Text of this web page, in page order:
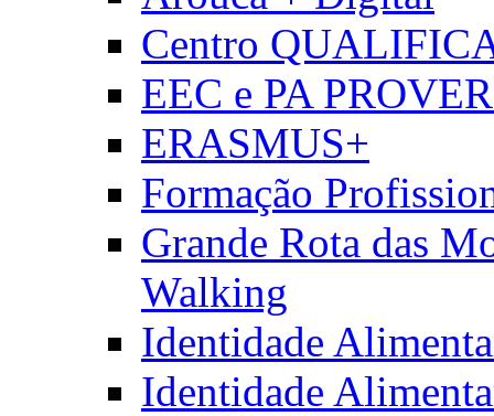
Centro
EEC e PA
ERASMUS+
Formação
Grande Rota das
Walking
Identidade
Identidade